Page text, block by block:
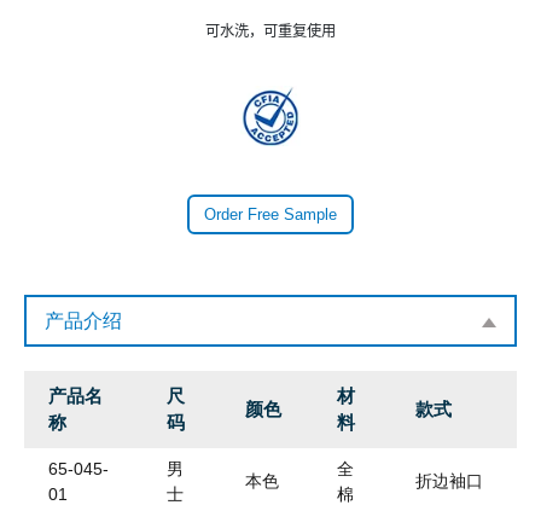
可水洗，可重复使用
Order Free Sample
产品介绍
产品名
称
尺
码
颜色
材
料
款式
65-045-
01
男
士
本色
全
棉
折边袖口